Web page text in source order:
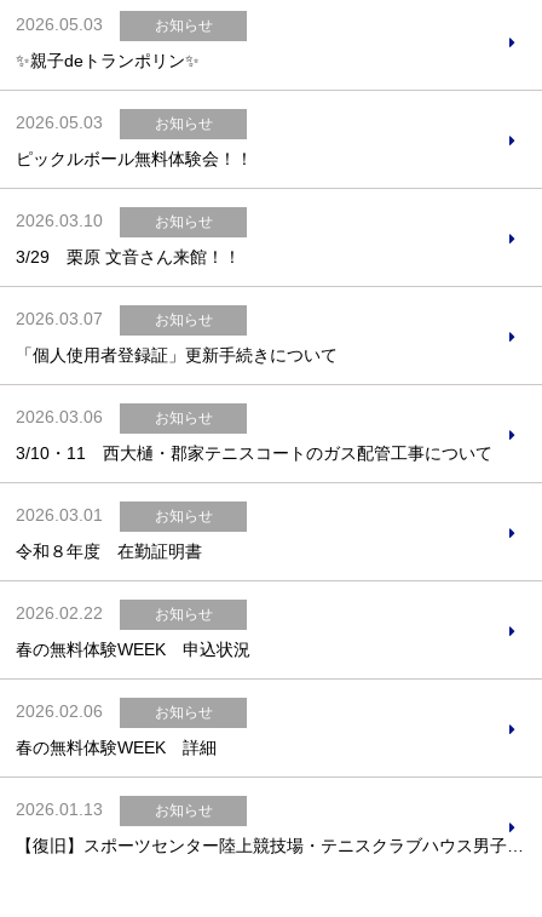
2026.05.03 お知らせ
✨親子deトランポリン✨
2026.05.03 お知らせ
ピックルボール無料体験会！！
2026.03.10 お知らせ
3/29 栗原 文音さん来館！！
2026.03.07 お知らせ
「個人使用者登録証」更新手続きについて
2026.03.06 お知らせ
3/10・11 西大樋・郡家テニスコートのガス配管工事について
2026.03.01 お知らせ
令和８年度 在勤証明書
2026.02.22 お知らせ
春の無料体験WEEK 申込状況
2026.02.06 お知らせ
春の無料体験WEEK 詳細
2026.01.13 お知らせ